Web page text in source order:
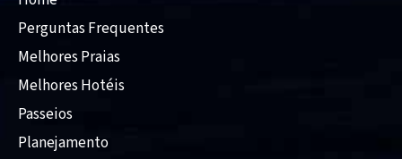
Perguntas Frequentes
Melhores Praias
Melhores Hotéis
Passeios
Planejamento